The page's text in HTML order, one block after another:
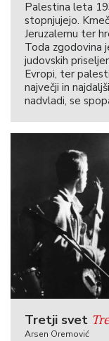
Palestina leta
stopnjujejo.
Jeruzalemu ter
Toda zgodovina
judovskih
Evropi, ter
največji in
nadvladi, se
Tretji svet
Arsen Oremović